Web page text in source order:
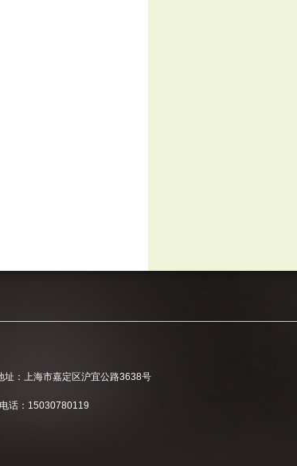
：上海市嘉定区沪宜公路3638号
话：15030780119